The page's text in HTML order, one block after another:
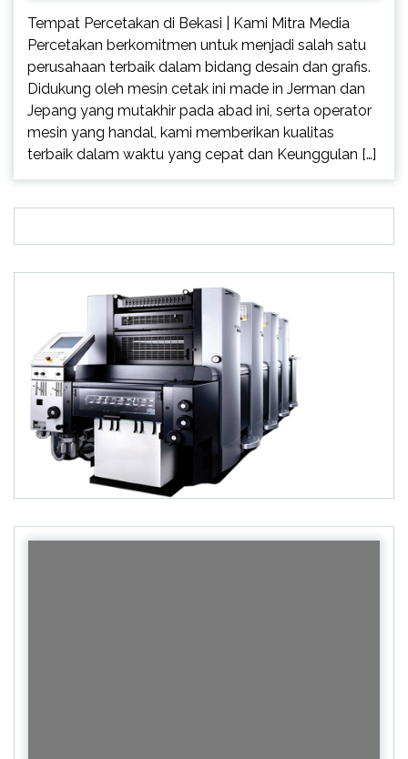
Tempat Percetakan di Bekasi | Kami Mitra Media
Percetakan berkomitmen untuk menjadi salah satu
perusahaan terbaik dalam bidang desain dan grafis.
Didukung oleh mesin cetak ini made in Jerman dan
Jepang yang mutakhir pada abad ini, serta operator
mesin yang handal, kami memberikan kualitas
terbaik dalam waktu yang cepat dan Keunggulan […]